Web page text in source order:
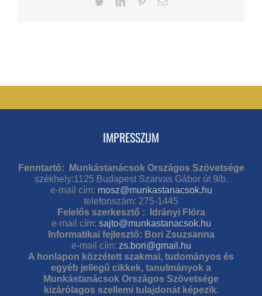
IMPRESSZUM
Fenntartó: Munkástanácsok Országos Szövetsége
székhely:1125 Budapest Szarvas Gábor út 9/b.
e-mail cím: mosz@munkastanacsok.hu
telefonszám: 275-1445
Felelős szerkesztő : Idrányi Flóra
e-mail cím: sajto@munkastanacsok.hu
Informatikai fejlesztő: Bori Zsuzsanna
e-mail cím: zs.bori@gmail.hu
A honlapon közzétett szakmai, tudományos és
egyéb jellegű cikkek, tanulmányok a
Munkástanácsok Országos Szövetsége
kizárólagos szellemi tulajdonát képezik.